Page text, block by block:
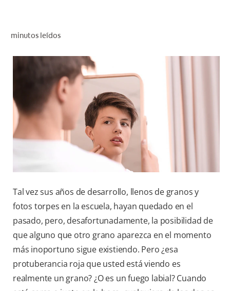
minutos leídos
Tal vez sus años de desarrollo, llenos de granos y
fotos torpes en la escuela, hayan quedado en el
pasado, pero, desafortunadamente, la posibilidad de
que alguno que otro grano aparezca en el momento
más inoportuno sigue existiendo. Pero ¿esa
protuberancia roja que usted está viendo es
realmente un grano? ¿O es un fuego labial? Cuando